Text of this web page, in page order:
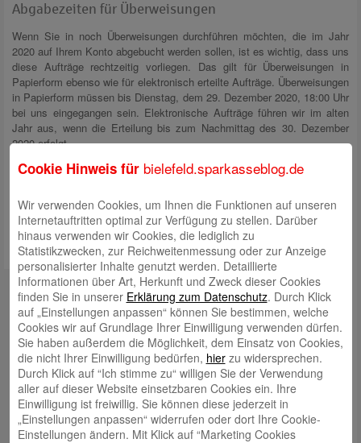
Abgabezeiten für Überweisungen
Wenn Sie in noch Überweisungen durchführen möchten, die im Jahr
2020 auf Ihrem Konto abgebucht werden sollen, ist es wichtig, dass uns
diese Aufträge rechtzeitig vorliegen. Das gilt für Überweisungen in
Papierform ebenso wie für elektronisch erteilte Aufträge. Überweisungen
in Papierform müssen bis Dienstag, dem 29. Dezember 2020, 18:00 Uhr
bei uns eingegangen sein. Elektronische Aufträge führen wir im alten
Jahr aus, wenn die Erteilung bis zum Nachmittag des 30. Dezember
2020 erfolgt.
Wir wünschen Ihnen ein frohes Weihnachtsfest und ein gutes und
Autoren
Rabea Giersch
Volker Ehlebracht
Cookie Hinweis für bielefeld.sparkasseblog.de
Wir verwenden Cookies, um Ihnen die Funktionen auf unseren
Internetauftritten optimal zur Verfügung zu stellen. Darüber
hinaus verwenden wir Cookies, die lediglich zu
Statistikzwecken, zur Reichweitenmessung oder zur Anzeige
personalisierter Inhalte genutzt werden. Detaillierte
Informationen über Art, Herkunft und Zweck dieser Cookies
finden Sie in unserer Erklärung zum Datenschutz. Durch Klick
auf „Einstellungen anpassen“ können Sie bestimmen, welche
Cookies wir auf Grundlage Ihrer Einwilligung verwenden dürfen.
Sie haben außerdem die Möglichkeit, dem Einsatz von Cookies,
die nicht Ihrer Einwilligung bedürfen, hierzu widersprechen.
Durch Klick auf “Ich stimme zu“ willigen Sie der Verwendung
aller auf dieser Website einsetzbaren Cookies ein. Ihre
Einwilligung ist freiwillig. Sie können diese jederzeit in
„Einstellungen anpassen“ widerrufen oder dort Ihre Cookie-
Einstellungen ändern. Mit Klick auf “Marketing Cookies